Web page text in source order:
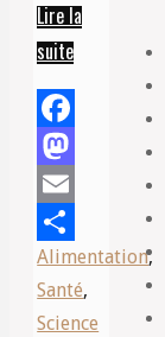
Lire la
suite“Descente
Centres
Arthur
Tétrault”
Facebook
Mastodon
Email
Share
Alimentation,
Santé,
Science